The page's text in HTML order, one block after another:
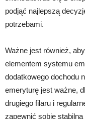
podjąć najlepszą
potrzebami.
Ważne jest również,
elementem systemu
dodatkowego dochodu
emeryturę jest ważne,
drugiego filaru i
zapewnić sobie